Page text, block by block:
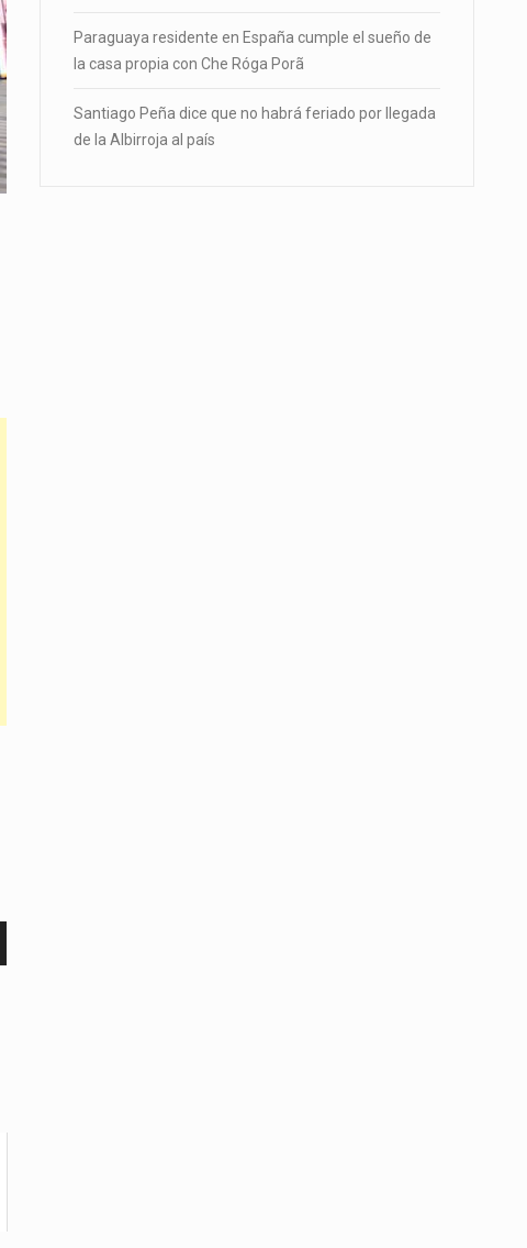
Paraguaya residente en España cumple el sueño de
la casa propia con Che Róga Porã
Santiago Peña dice que no habrá feriado por llegada
de la Albirroja al país